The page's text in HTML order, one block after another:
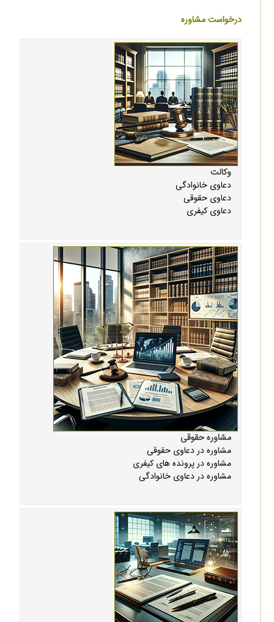
درخواست مشاوره
وکالت
دعاوی خانوادگی
دعاوی حقوقی
دعاوی کیفری
مشاوره حقوقی
مشاوره در دعاوی حقوقی
مشاوره در پرونده های کیفری
مشاوره در دعاوی خانوادگی